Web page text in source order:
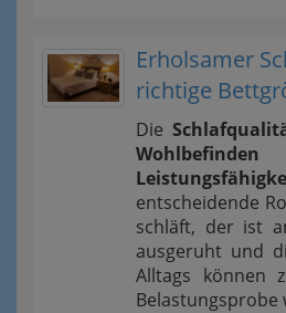
Erholsamer
richtige
Die
entscheidende
schläft, der ist
ausgeruht und
Alltags können
Belastungsprobe